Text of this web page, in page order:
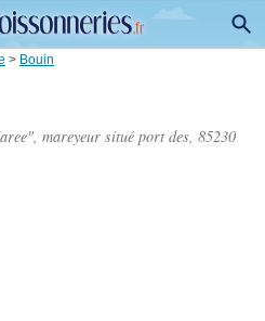
> Bouin
mareyeur situé port des, 85230